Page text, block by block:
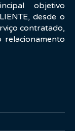
objetivo
desde o
contratado,
relacionamento